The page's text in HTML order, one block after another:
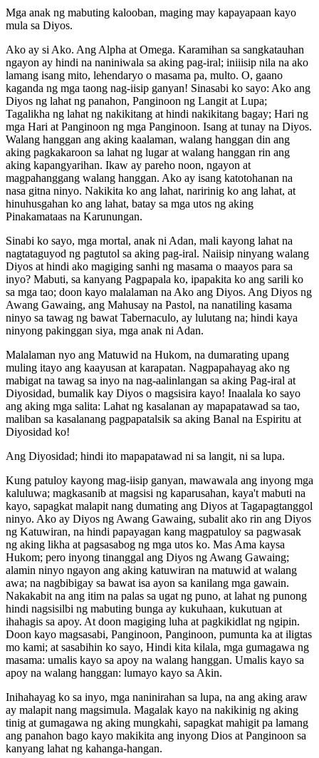
Mga anak ng mabuting kalooban, maging may kapayapaan kayo
mula sa Diyos.
Ako ay si Ako. Ang Alpha at Omega. Karamihan sa sangkatauhan
ngayon ay hindi na naniniwala sa aking pag-iral; iniiisip nila na ako
lamang isang mito, lehendaryo o masama pa, multo. O, gaano
kaganda ng mga taong nag-iisip ganyan! Sinasabi ko sayo: Ako ang
Diyos ng lahat ng panahon, Panginoon ng Langit at Lupa;
Tagalikha ng lahat ng nakikitang at hindi nakikitang bagay; Hari ng
mga Hari at Panginoon ng mga Panginoon. Isang at tunay na Diyos.
Walang hanggan ang aking kaalaman, walang hanggan din ang
aking pagkakaroon sa lahat ng lugar at walang hanggan rin ang
aking kapangyarihan. Ikaw ay pareho noon, ngayon at
magpahanggang walang hanggan. Ako ay isang katotohanan na
nasa gitna ninyo. Nakikita ko ang lahat, naririnig ko ang lahat, at
hinuhusgahan ko ang lahat, batay sa mga utos ng aking
Pinakamataas na Karunungan.
Sinabi ko sayo, mga mortal, anak ni Adan, mali kayong lahat na
nagtataguyod ng pagtutol sa aking pag-iral. Naiisip ninyang walang
Diyos at hindi ako magiging sanhi ng masama o maayos para sa
inyo? Mabuti, sa kanyang Pagpapala ko, ipapakita ko ang sarili ko
sa mga tao; doon kayo malalaman na Ako ang Diyos. Ang Diyos ng
Awang Gawaing, ang Mahusay na Pastol, na nanatiling kasama
ninyo sa tawag ng bawat Tabernaculo, ay lulutang na; hindi kaya
ninyong pakinggan siya, mga anak ni Adan.
Malalaman nyo ang Matuwid na Hukom, na dumarating upang
muling itayo ang kaayusan at karapatan. Nagpapahayag ako ng
mabigat na tawag sa inyo na nag-aalinlangan sa aking Pag-iral at
Diyosidad, bumalik kay Diyos o magsisira kayo! Inaalala ko sayo
ang aking mga salita: Lahat ng kasalanan ay mapapatawad sa tao,
maliban sa kasalanang pagpapatalsik sa aking Banal na Espiritu at
Diyosidad ko!
Ang Diyosidad; hindi ito mapapatawad ni sa langit, ni sa lupa.
Kung patuloy kayong mag-iisip ganyan, mawawala ang inyong mga
kaluluwa; magkasanib at magsisi ng kaparusahan, kaya't mabuti na
kayo, sapagkat malapit nang dumating ang Diyos at Tagapagtanggol
ninyo. Ako ay Diyos ng Awang Gawaing, subalit ako rin ang Diyos
ng Katuwiran, na hindi papayagan kang magpatuloy sa pagwasak
ng aking likha at pagsasabog ng mga utos ko. Mas Ama kaysa
Hukom; pero inyong tinanggal ang Diyos ng Awang Gawaing;
alamin ninyo ngayon ang aking katuwiran na matuwid at walang
awa; na nagbibigay sa bawat isa ayon sa kanilang mga gawain.
Nakakabit na ang itim na palas sa ugat ng puno, at lahat ng punong
hindi nagsisilbi ng mabuting bunga ay kukuhaan, kukutuan at
ihahagis sa apoy. At doon magiging luha at pagkikidlat ng ngipin.
Doon kayo magsasabi, Panginoon, Panginoon, pumunta ka at iligtas
mo kami; at sasabihin ko sayo, Hindi kita kilala, mga gumagawa ng
masama: umalis kayo sa apoy na walang hanggan. Umalis kayo sa
apoy na walang hanggan: lumayo kayo sa Akin.
Inihahayag ko sa inyo, mga naninirahan sa lupa, na ang aking araw
ay malapit nang magsimula. Magalak kayo na nakikinig ng aking
tinig at gumagawa ng aking mungkahi, sapagkat mahigit pa lamang
ang panahon bago kayo makikita ang inyong Dios at Panginoon sa
kanyang lahat ng kahanga-hangan.